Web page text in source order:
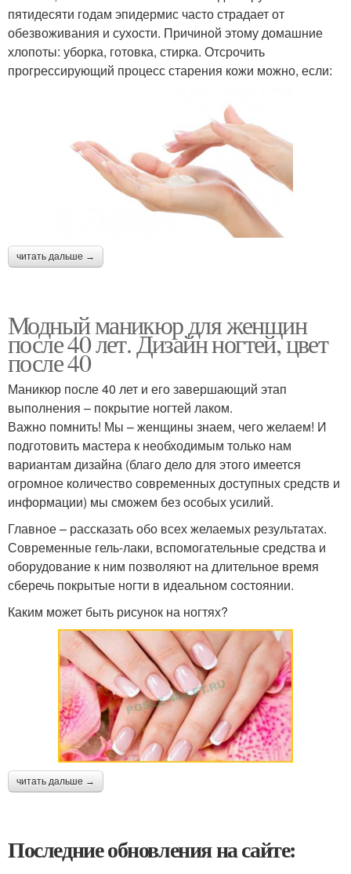
пятидесяти годам эпидермис часто страдает от
обезвоживания и сухости. Причиной этому домашние
хлопоты: уборка, готовка, стирка. Отсрочить
прогрессирующий процесс старения кожи можно, если:
читать дальше →
Модный маникюр для женщин
после 40 лет. Дизайн ногтей, цвет
после 40
Маникюр после 40 лет и его завершающий этап
выполнения – покрытие ногтей лаком.
Важно помнить! Мы – женщины знаем, чего желаем! И
подготовить мастера к необходимым только нам
вариантам дизайна (благо дело для этого имеется
огромное количество современных доступных средств и
информации) мы сможем без особых усилий.
Главное – рассказать обо всех желаемых результатах.
Современные гель-лаки, вспомогательные средства и
оборудование к ним позволяют на длительное время
сберечь покрытые ногти в идеальном состоянии.
Каким может быть рисунок на ногтях?
читать дальше →
Последние обновления на сайте: